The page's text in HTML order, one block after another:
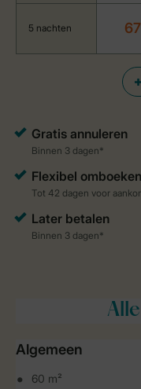
5 nachten
Alle
Algemeen
60 m²